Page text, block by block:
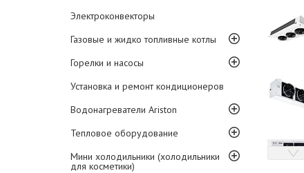
Электроконвекторы
Газовые и жидко топливные котлы
Горелки и насосы
Установка и ремонт кондиционеров
Водонагреватели Ariston
Тепловое оборудование
Мини холодильники (холодильники
для косметики)